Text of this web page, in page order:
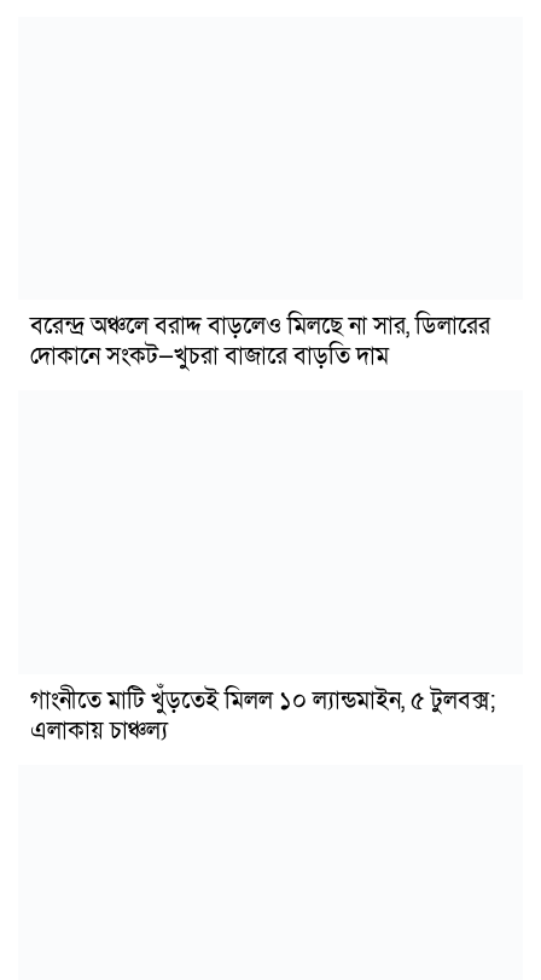
বরেন্দ্র অঞ্চলে বরাদ্দ বাড়লেও মিলছে না সার, ডিলারের
দোকানে সংকট—খুচরা বাজারে বাড়তি দাম
গাংনীতে মাটি খুঁড়তেই মিলল ১০ ল্যান্ডমাইন, ৫ টুলবক্স;
এলাকায় চাঞ্চল্য